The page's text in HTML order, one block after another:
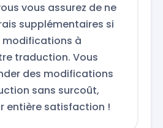
vous assurez de ne
supplémentaires si
modifications à
traduction. Vous
des modifications
sans surcoût,
entière satisfaction !